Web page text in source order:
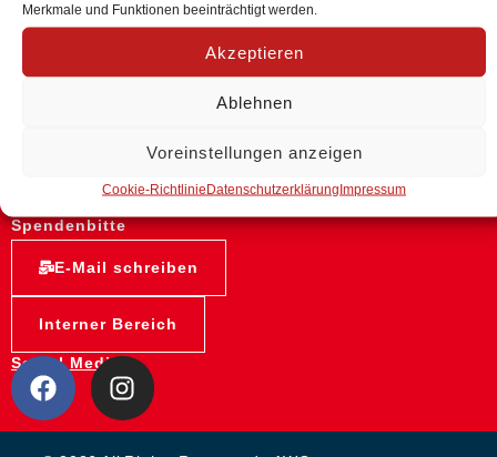
Merkmale und Funktionen beeinträchtigt werden.
Akzeptieren
Ablehnen
Voreinstellungen anzeigen
Cookie-RichtlinieDatenschutzerklärungImpressum
Käthe-Krüger-Straße 15
Informationen
AWO Bundesverband
Spendenbitte
E-Mail schreiben
Interner Bereich
Social Media: